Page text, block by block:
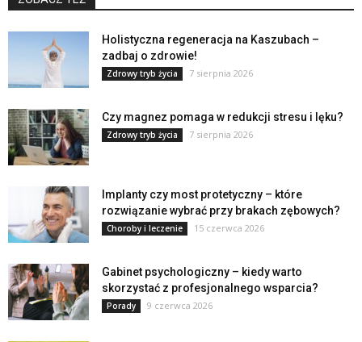
Holistyczna regeneracja na Kaszubach –
zadbaj o zdrowie!
Zdrowy tryb życia 7 sierpnia 2026
Czy magnez pomaga w redukcji stresu i lęku?
Zdrowy tryb życia 7 sierpnia 2026
Implanty czy most protetyczny – które
rozwiązanie wybrać przy brakach zębowych?
Choroby i leczenie 15 czerwca 2026
Gabinet psychologiczny – kiedy warto
skorzystać z profesjonalnego wsparcia?
Porady 9 czerwca 2026